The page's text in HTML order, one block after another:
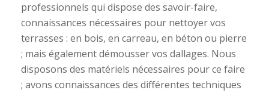
professionnels qui dispose des savoir-faire,
connaissances nécessaires pour nettoyer vos
terrasses : en bois, en carreau, en béton ou pierre
; mais également démousser vos dallages. Nous
disposons des matériels nécessaires pour ce faire
; avons connaissances des différentes techniques